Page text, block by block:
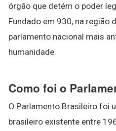
órgão que detém o poder
Fundado em 930, na região
parlamento nacional mais
humanidade.
Como foi o
O Parlamento Brasileiro foi
brasileiro existente entre